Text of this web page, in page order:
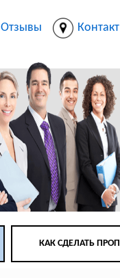
Отзывы
КАК СДЕЛАТЬ